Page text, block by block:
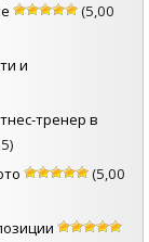
(5,00
и
тренер в
(5,00